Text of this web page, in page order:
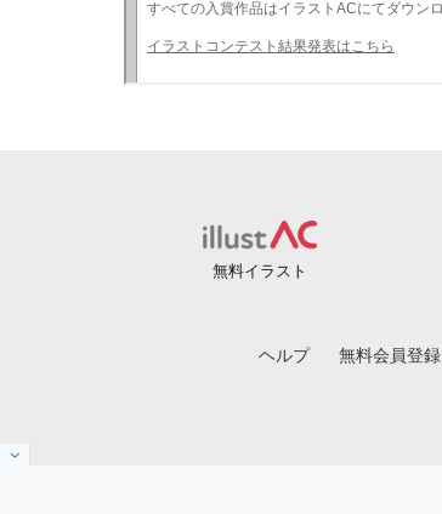
無料イラスト
ヘルプ 無料会員登録